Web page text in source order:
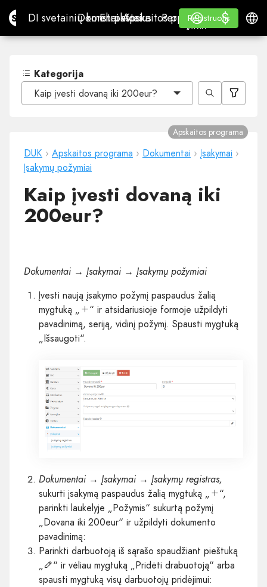
Site.proDI svetainių konstruktorius
DI svetainių konstruktorius
Domenai
DomenaiEl. paštas
El. paštasApskaitos programa
Apskaitos programa
Perpardavėjams
„WHITE LABEL“
Mokymasis
Mokymasis
Registruotis
Registruotis
Prisijungti
$
$
Kategorija
Kaip įvesti dovaną iki 200eur?
DUK › Apskaitos programa › Dokumentai › Įsakymai ›
Įsakymų požymiai
Apskaitos programa
Kaip įvesti dovaną iki
200eur?
Dokumentai → Įsakymai → Įsakymų požymiai
Įvesti naują įsakymo požymį paspaudus žalią
mygtuką „
“ ir atsidariusioje formoje užpildyti
pavadinimą, seriją, vidinį požymį. Spausti mygtuką
„Išsaugoti“.
Dokumentai → Įsakymai → Įsakymų registras,
sukurti įsakymą paspaudus žalią mygtuką „
“,
parinkti laukelyje „Požymis“ sukurtą požymį
„Dovana iki 200eur“ ir užpildyti dokumento
pavadinimą:
Parinkti darbuotoją iš sąrašo spaudžiant pieštuką
„
“ ir vėliau mygtuką „Pridėti drabuotoją“ arba
spausti mygtuką visų darbuotojų pridėjimui: